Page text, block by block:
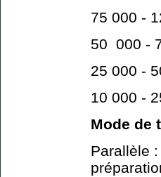
75 000 -
50 000 -
25 000 -
10 000 -
Mode de
Parallèle